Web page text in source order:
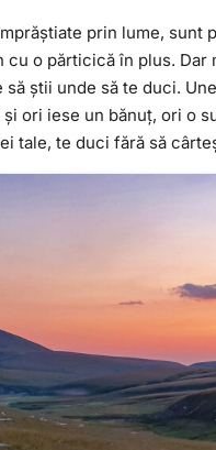
prin lume, sunt
o părticică în plus. Dar
știi unde să te duci.
ori iese un bănuț, ori o
tale, te duci fără să